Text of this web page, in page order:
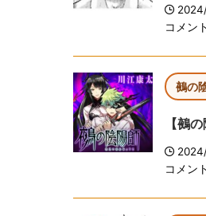
コメン
鵺の
【鵺
コメン